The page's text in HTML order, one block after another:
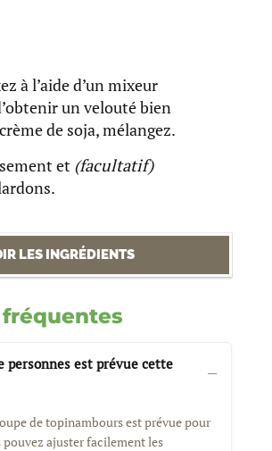
à l’aide d’un mixeur
un velouté bien
de soja, mélangez.
et (facultatif)
LES INGRÉDIENTS
personnes est prévue cette
de topinambours est prévue pour
pouvez ajuster facilement les